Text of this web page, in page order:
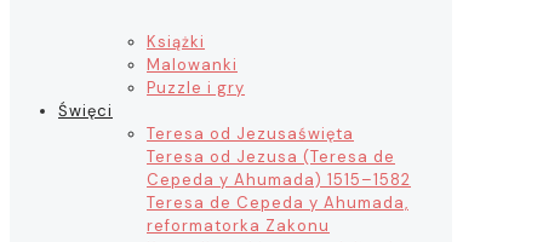
Książki
Malowanki
Puzzle i gry
Święci
Teresa od Jezusaświęta
Teresa od Jezusa (Teresa de
Cepeda y Ahumada) 1515–1582
Teresa de Cepeda y Ahumada,
reformatorka Zakonu